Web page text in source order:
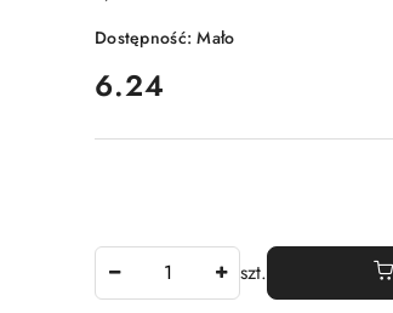
Dostępność:Mało
cena:
6.24
szt.